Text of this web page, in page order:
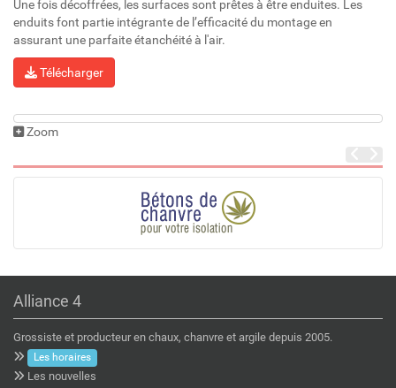
Une fois décoffrées, les surfaces sont prêtes à être enduites. Les
enduits font partie intégrante de l’efficacité du montage en
assurant une parfaite étanchéité à l'air.
Télécharger
Zoom
Alliance 4
Grossiste et producteur en chaux, chanvre et argile depuis 2005.
Les horaires
Les nouvelles